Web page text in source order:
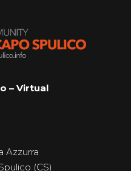
– Virtual
Azzurra
(CS)